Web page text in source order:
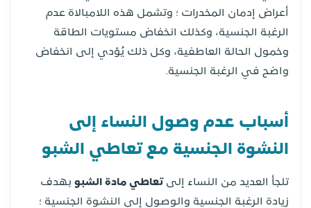
أعراض إدمان المخدرات ؛ وتشمل هذه اللامبالاة عدم
الرغبة الجنسية، وكذلك انخفاض مستويات الطاقة
وخمول الحالة العاطفية، وكل ذلك يُؤدي إلى انخفاض
واضح في الرغبة الجنسية.
أسباب عدم وصول النساء إلى
النشوة الجنسية مع تعاطي الشبو
تلجأ العديد من النساء إلى تعاطي مادة الشبو بهدف
زيادة الرغبة الجنسية والوصول إلى النشوة الجنسية ؛